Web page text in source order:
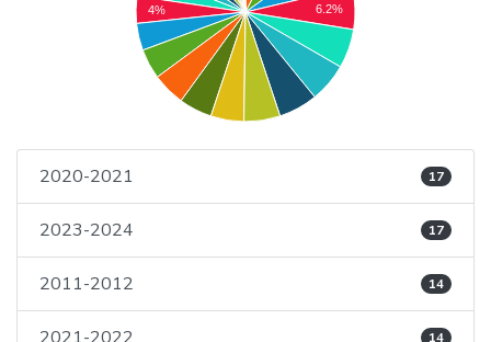
6.2%
4%
2020-2021 17
2023-2024 17
2011-2012 14
14